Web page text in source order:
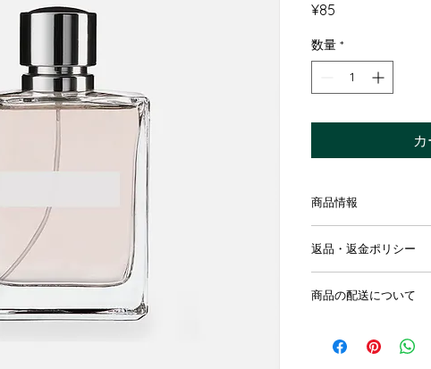
¥85
数量 *
商品情報
明に加え、商品の特
しましょう。
返品・返金ポリシー
だけなかった場合の
頼を獲得し、安心し
商品の配送について
する情報を入力し